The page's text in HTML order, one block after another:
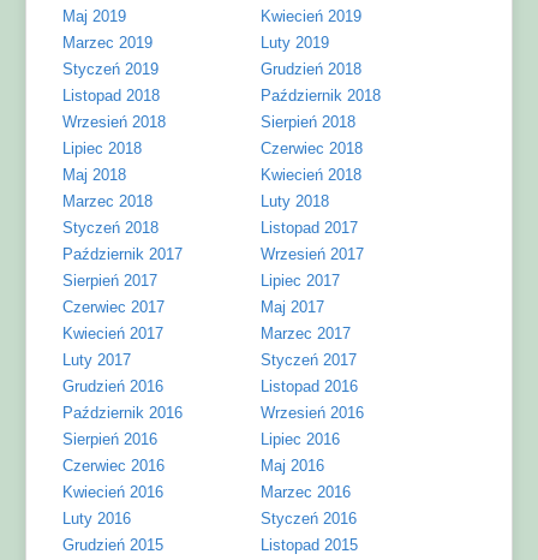
Maj 2019
Kwiecień 2019
Marzec 2019
Luty 2019
Styczeń 2019
Grudzień 2018
Listopad 2018
Październik 2018
Wrzesień 2018
Sierpień 2018
Lipiec 2018
Czerwiec 2018
Maj 2018
Kwiecień 2018
Marzec 2018
Luty 2018
Styczeń 2018
Listopad 2017
Październik 2017
Wrzesień 2017
Sierpień 2017
Lipiec 2017
Czerwiec 2017
Maj 2017
Kwiecień 2017
Marzec 2017
Luty 2017
Styczeń 2017
Grudzień 2016
Listopad 2016
Październik 2016
Wrzesień 2016
Sierpień 2016
Lipiec 2016
Czerwiec 2016
Maj 2016
Kwiecień 2016
Marzec 2016
Luty 2016
Styczeń 2016
Grudzień 2015
Listopad 2015